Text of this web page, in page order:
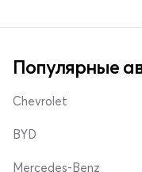
Популярные
Chevrolet
BYD
Mercedes-Benz